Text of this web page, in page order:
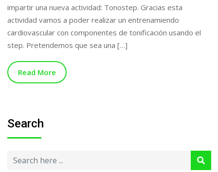
impartir una nueva actividad: Tonostep. Gracias esta
actividad vamos a poder realizar un entrenamiendo
cardiovascular con componentes de tonificación usando el
step. Pretendemos que sea una […]
Read More
Search